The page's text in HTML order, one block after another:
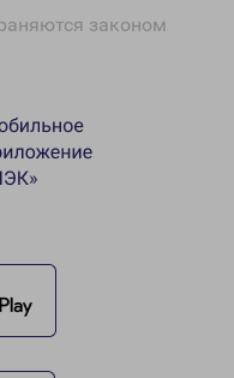
законом